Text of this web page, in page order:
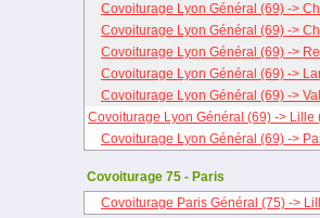
Covoiturage Lyon Général (69) ->
Covoiturage Lyon Général (69) ->
Covoiturage Lyon Général (69) ->
Covoiturage Lyon Général (69) ->
Covoiturage Lyon Général (69) ->
Covoiturage Lyon Général (69) -> Lille
Covoiturage Lyon Général (69) ->
Covoiturage 75 - Paris
Covoiturage Paris Général (75) ->